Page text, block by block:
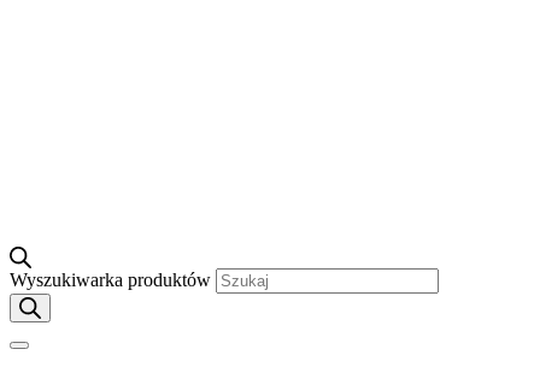
Wyszukiwarka produktów